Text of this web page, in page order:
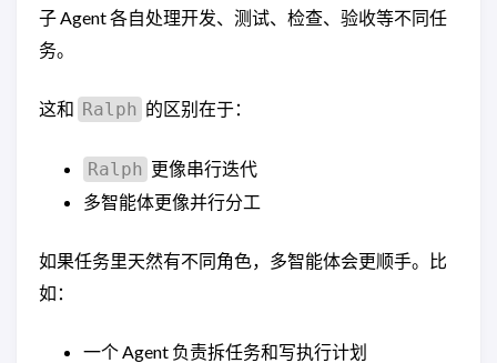
子 Agent 各自处理开发、测试、检查、验收等不同任
务。
这和 Ralph 的区别在于：
Ralph 更像串行迭代
多智能体更像并行分工
如果任务里天然有不同角色，多智能体会更顺手。比
如：
一个 Agent 负责拆任务和写执行计划